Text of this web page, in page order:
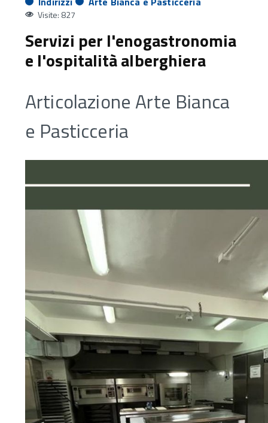
Visite: 827
Servizi per l'enogastronomia
e l'ospitalità alberghiera
Articolazione Arte Bianca
e Pasticceria